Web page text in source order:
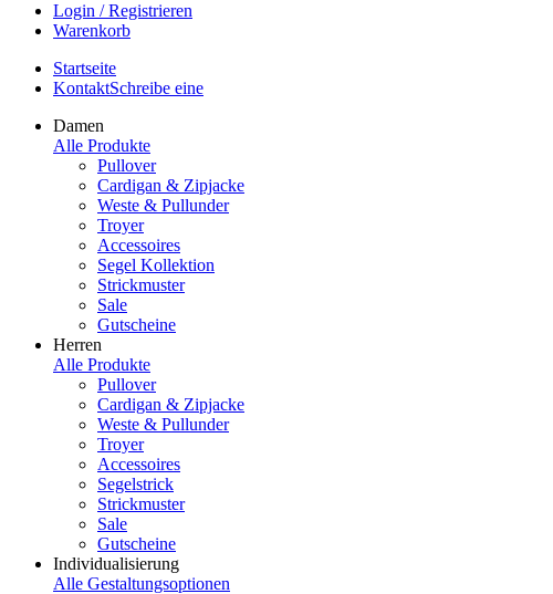
Login / Registrieren
Warenkorb
Startseite
KontaktSchreibe eine
Damen
Alle Produkte
Pullover
Cardigan & Zipjacke
Weste & Pullunder
Troyer
Accessoires
Segel Kollektion
Strickmuster
Sale
Gutscheine
Herren
Alle Produkte
Pullover
Cardigan & Zipjacke
Weste & Pullunder
Troyer
Accessoires
Segelstrick
Strickmuster
Sale
Gutscheine
Individualisierung
Alle Gestaltungsoptionen